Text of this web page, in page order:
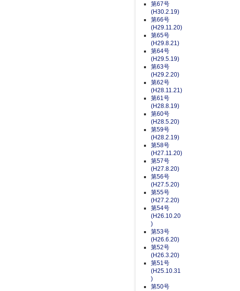
第67号
(H30.2.19)
第66号
(H29.11.20)
第65号
(H29.8.21)
第64号
(H29.5.19)
第63号
(H29.2.20)
第62号
(H28.11.21)
第61号
(H28.8.19)
第60号
(H28.5.20)
第59号
(H28.2.19)
第58号
(H27.11.20)
第57号
(H27.8.20)
第56号
(H27.5.20)
第55号
(H27.2.20)
第54号
(H26.10.20
)
第53号
(H26.6.20)
第52号
(H26.3.20)
第51号
(H25.10.31
)
第50号